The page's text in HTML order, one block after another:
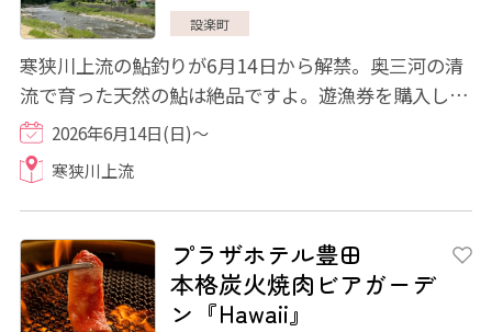
設楽町
寒狭川上流の鮎釣りが6月14日から解禁。奥三河の清
流で育った天然の鮎は絶品ですよ。遊漁券を購入し、
是非鮎釣りをお楽しみください。
2026年6月14日(日)～
寒狭川上流
プラザホテル豊田
本格炭火焼肉ビアガーデ
ン『Hawaii』